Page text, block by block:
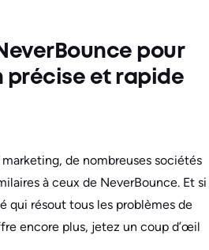
pour
précise et rapide
marketing, de nombreuses sociétés
à ceux de NeverBounce. Et si
qui résout tous les problèmes de
encore plus, jetez un coup d’œil